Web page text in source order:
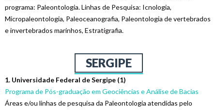
programa: Paleontologia. Linhas de Pesquisa: Icnologia,
Micropaleontologia, Paleoceanografia, Paleontologia de vertebrados
e invertebrados marinhos, Estratigrafia.
SERGIPE
1. Universidade Federal de Sergipe (1)
Programa de Pós-graduação em Geociências e Análise de Bacias
Áreas e/ou linhas de pesquisa da Paleontologia atendidas pelo